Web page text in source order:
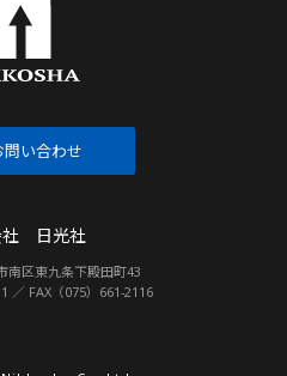
問い合わせ
社 日光社
南区東九条下殿田町43
／ FAX（075）661-2116